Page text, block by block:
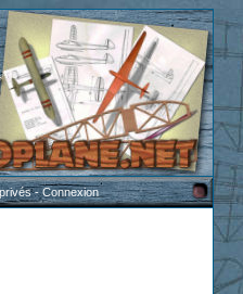
-Connexion